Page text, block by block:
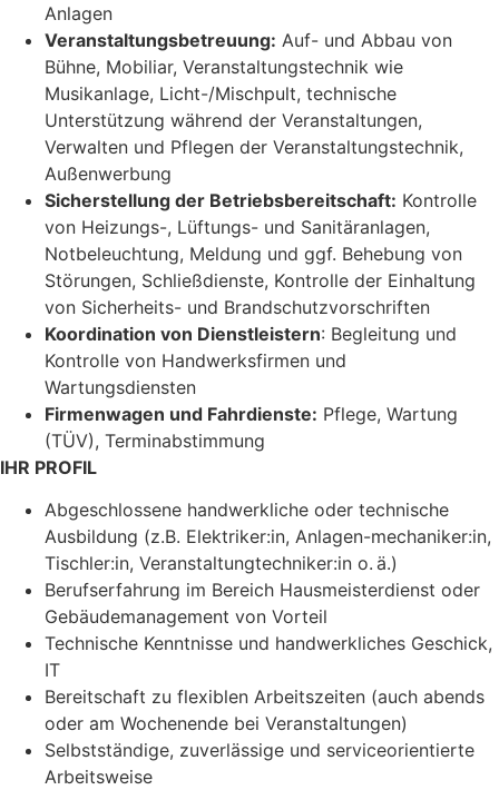
Anlagen
Veranstaltungsbetreuung: Auf- und Abbau von
Bühne, Mobiliar, Veranstaltungstechnik wie
Musikanlage, Licht-/Mischpult, technische
Unterstützung während der Veranstaltungen,
Verwalten und Pflegen der Veranstaltungstechnik,
Außenwerbung
Sicherstellung der Betriebsbereitschaft: Kontrolle
von Heizungs-, Lüftungs- und Sanitäranlagen,
Notbeleuchtung, Meldung und ggf. Behebung von
Störungen, Schließdienste, Kontrolle der Einhaltung
von Sicherheits- und Brandschutzvorschriften
Koordination von Dienstleistern: Begleitung und
Kontrolle von Handwerksfirmen und
Wartungsdiensten
Firmenwagen und Fahrdienste: Pflege, Wartung
(TÜV), Terminabstimmung
IHR PROFIL
Abgeschlossene handwerkliche oder technische
Ausbildung (z.B. Elektriker:in, Anlagen-mechaniker:in,
Tischler:in, Veranstaltungtechniker:in o. ä.)
Berufserfahrung im Bereich Hausmeisterdienst oder
Gebäudemanagement von Vorteil
Technische Kenntnisse und handwerkliches Geschick,
IT
Bereitschaft zu flexiblen Arbeitszeiten (auch abends
oder am Wochenende bei Veranstaltungen)
Selbstständige, zuverlässige und serviceorientierte
Arbeitsweise